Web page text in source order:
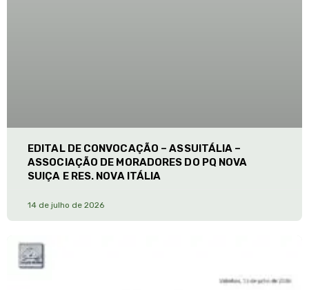
EDITAL DE CONVOCAÇÃO – ASSUITÁLIA –
ASSOCIAÇÃO DE MORADORES DO PQ NOVA
SUIÇA E RES. NOVA ITÁLIA
14 de julho de 2026